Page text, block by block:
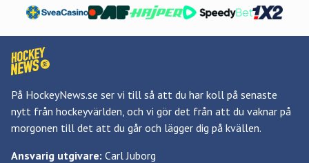
På HockeyNews.se ser vi till så att du har koll på senaste
nytt från hockeyvärlden, och vi gör det från att du vaknar på
morgonen till det att du går och lägger dig på kvällen.
Ansvarig utgivare: Carl Juborg